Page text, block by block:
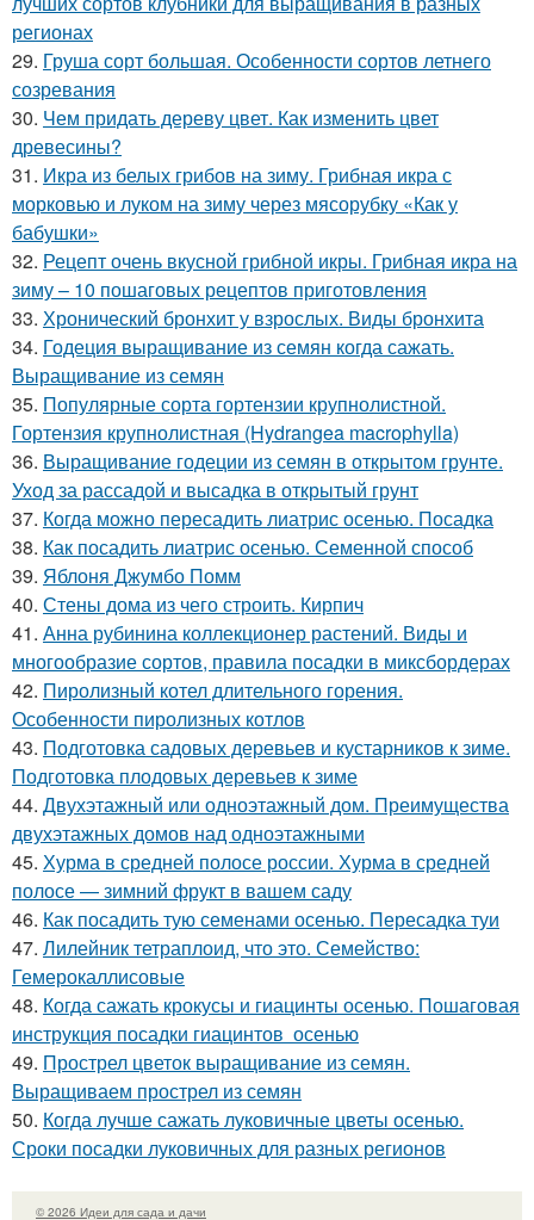
регионах
29. Груша сорт большая. Особенности сортов летнего
созревания
30. Чем придать дереву цвет. Как изменить цвет
древесины?
31. Икра из белых грибов на зиму. Грибная икра с
морковью и луком на зиму через мясорубку «Как у
бабушки»
32. Рецепт очень вкусной грибной икры. Грибная икра на
зиму – 10 пошаговых рецептов приготовления
33. Хронический бронхит у взрослых. Виды бронхита
34. Годеция выращивание из семян когда сажать.
Выращивание из семян
35. Популярные сорта гортензии крупнолистной.
Гортензия крупнолистная (Hydrangea macrophylla)
36. Выращивание годеции из семян в открытом грунте.
Уход за рассадой и высадка в открытый грунт
37. Когда можно пересадить лиатрис осенью. Посадка
38. Как посадить лиатрис осенью. Семенной способ
39. Яблоня Джумбо Помм
40. Стены дома из чего строить. Кирпич
41. Анна рубинина коллекционер растений. Виды и
многообразие сортов, правила посадки в миксбордерах
42. Пиролизный котел длительного горения.
Особенности пиролизных котлов
43. Подготовка садовых деревьев и кустарников к зиме.
Подготовка плодовых деревьев к зиме
44. Двухэтажный или одноэтажный дом. Преимущества
двухэтажных домов над одноэтажными
45. Хурма в средней полосе россии. Хурма в средней
полосе — зимний фрукт в вашем саду
46. Как посадить тую семенами осенью. Пересадка туи
47. Лилейник тетраплоид, что это. Семейство:
Гемерокаллисовые
48. Когда сажать крокусы и гиацинты осенью. Пошаговая
инструкция посадки гиацинтов осенью
49. Прострел цветок выращивание из семян.
Выращиваем прострел из семян
50. Когда лучше сажать луковичные цветы осенью.
Сроки посадки луковичных для разных регионов
© 2026 Идеи для сада и дачи